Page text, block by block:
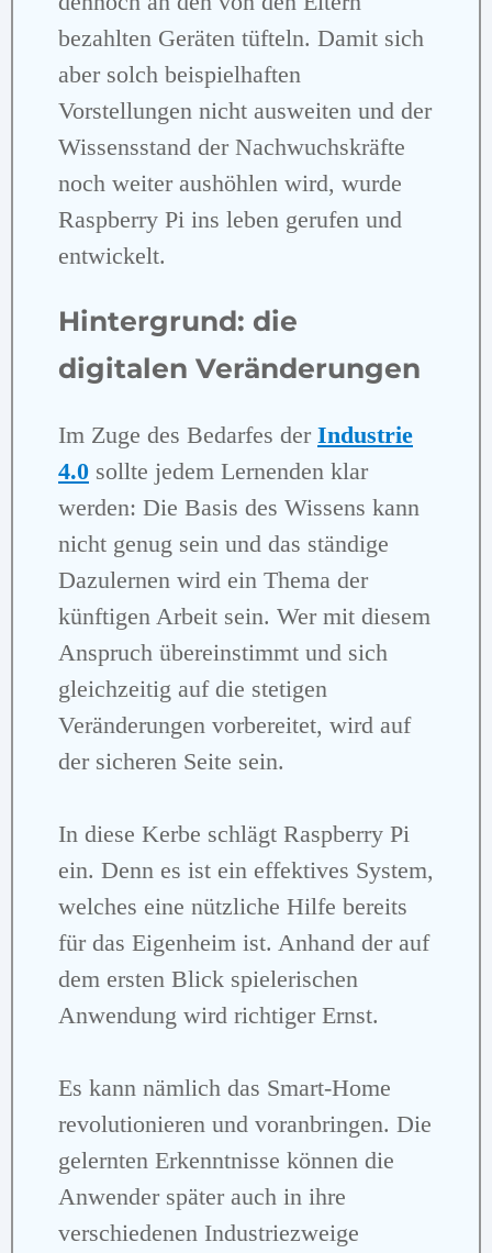
bezahlten Geräten tüfteln. Damit sich
aber solch beispielhaften
Vorstellungen nicht ausweiten und der
Wissensstand der Nachwuchskräfte
noch weiter aushöhlen wird, wurde
Raspberry Pi ins leben gerufen und
entwickelt.
Hintergrund: die
digitalen Veränderungen
Im Zuge des Bedarfes der Industrie
4.0 sollte jedem Lernenden klar
werden: Die Basis des Wissens kann
nicht genug sein und das ständige
Dazulernen wird ein Thema der
künftigen Arbeit sein. Wer mit diesem
Anspruch übereinstimmt und sich
gleichzeitig auf die stetigen
Veränderungen vorbereitet, wird auf
der sicheren Seite sein.
In diese Kerbe schlägt Raspberry Pi
ein. Denn es ist ein effektives System,
welches eine nützliche Hilfe bereits
für das Eigenheim ist. Anhand der auf
dem ersten Blick spielerischen
Anwendung wird richtiger Ernst.
Es kann nämlich das Smart-Home
revolutionieren und voranbringen. Die
gelernten Erkenntnisse können die
Anwender später auch in ihre
verschiedenen Industriezweige